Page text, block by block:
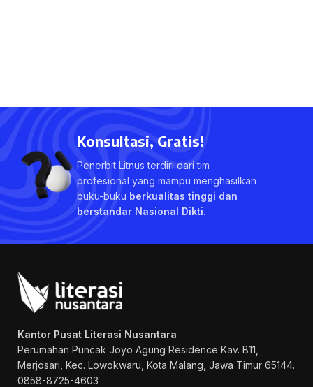
Konsultasi, Gratis!
Penerbit Litnus terdiri dari tim
profesional yang mampu menghasilkan
buku-buku berkualitas tinggi dan
berstandar Nasional Dikti.
Kantor Pusat Literasi Nusantara
Perumahan Puncak Joyo Agung Residence Kav. B11,
Merjosari, Kec. Lowokwaru, Kota Malang, Jawa Timur 65144.
0858-8725-4603